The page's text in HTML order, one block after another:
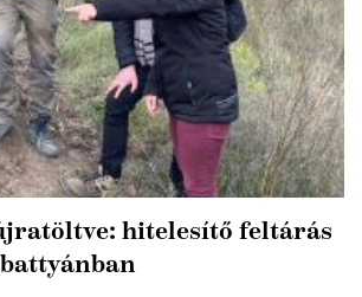
hitelesítő feltárás